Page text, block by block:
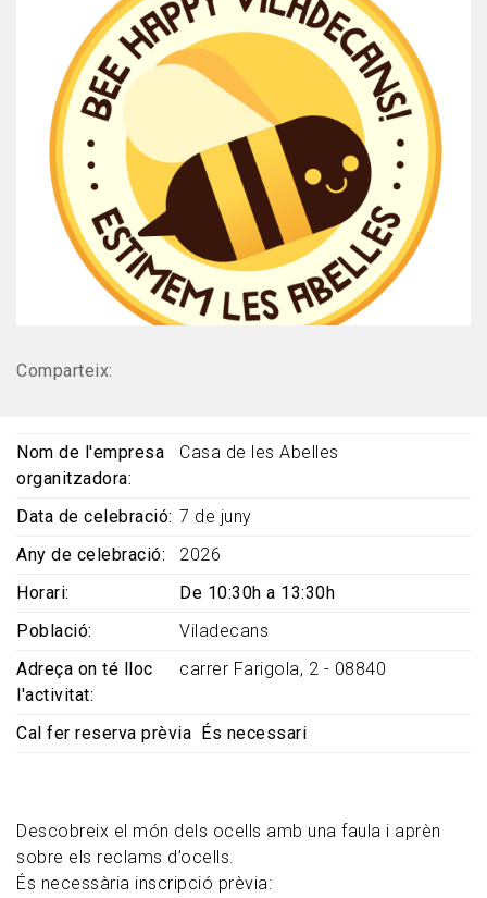
Comparteix:
Descobreix el món dels ocells amb una faula i aprèn
sobre els reclams d’ocells.
És necessària inscripció prèvia:
Nom de l'empresa
organitzadora
Casa de les Abelles
Data de celebració 7 de juny
Any de celebració
2026
Horari
De 10:30h a 13:30h
Població
Viladecans
Adreça on té lloc
l'activitat
carrer Farigola, 2 - 08840
Cal fer reserva prèvia És necessari